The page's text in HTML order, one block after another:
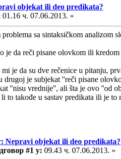
objekat ili deo predikata?
01.16 ч. 07.06.2013. »
problema sa sintaksičkom analizom
je da reči pisane olovkom ili
mi je da su dve rečenice u pitanju,
drugoj je subjekat ''reči pisane
''nisu vrednije'', ali šta je ovo ''od
to takođe u sastav predikata ili je to
Nepravi objekat ili deo predikata?
#1 у: 09.43 ч. 07.06.2013. »